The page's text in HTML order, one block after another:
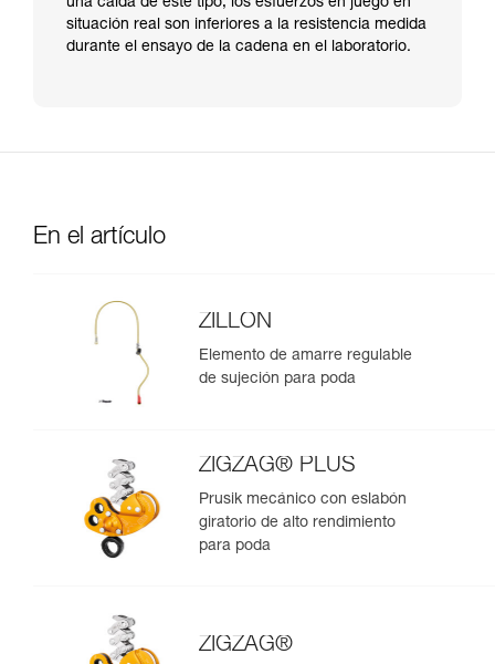
una caída de este tipo, los esfuerzos en juego en
situación real son inferiores a la resistencia medida
durante el ensayo de la cadena en el laboratorio.
En el artículo
ZILLON
Elemento de amarre regulable
de sujeción para poda
ZIGZAG® PLUS
Prusik mecánico con eslabón
giratorio de alto rendimiento
para poda
ZIGZAG®